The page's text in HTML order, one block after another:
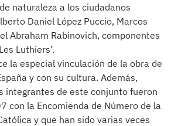
naturaleza a los ciudadanos
Daniel López Puccio, Marcos
Abraham Rabinovich, componentes
Luthiers’.
la especial vinculación de la obra de
y con su cultura. Además,
integrantes de este conjunto fueron
con la Encomienda de Número de la
y que han sido varias veces